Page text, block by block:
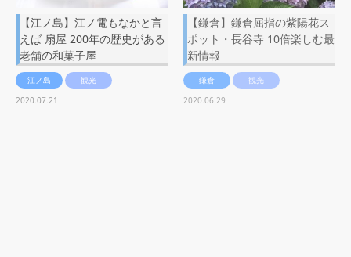
【江ノ島】江ノ電もなかと言
えば 扇屋 200年の歴史がある
老舗の和菓子屋
江ノ島
観光
2020.07.21
【鎌倉】鎌倉屈指の紫陽花ス
ポット・長谷寺 10倍楽しむ最
新情報
鎌倉
観光
2020.06.29